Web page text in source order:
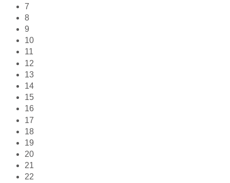
7
8
9
10
11
12
13
14
15
16
17
18
19
20
21
22